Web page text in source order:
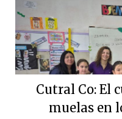
Cutral Co: El
muelas en